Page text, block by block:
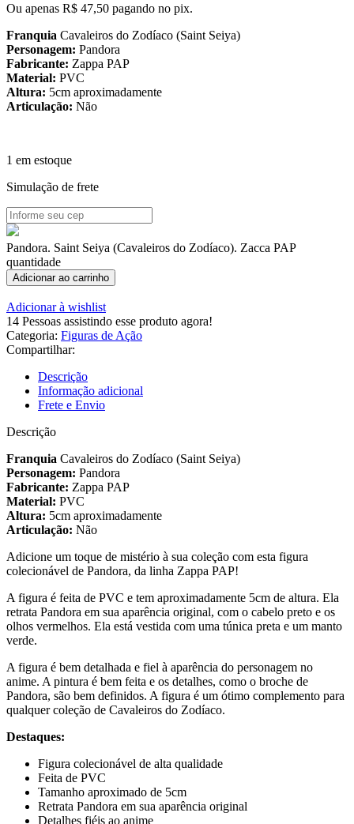
Ou apenas R$ 47,50 pagando no pix.
Franquia Cavaleiros do Zodíaco (Saint Seiya)
Personagem: Pandora
Fabricante: Zappa PAP
Material: PVC
Altura: 5cm aproximadamente
Articulação: Não
1 em estoque
Simulação de frete
Pandora. Saint Seiya (Cavaleiros do Zodíaco). Zacca PAP
quantidade
Adicionar ao carrinho
Adicionar à wishlist
14 Pessoas assistindo esse produto agora!
Categoria: Figuras de Ação
Compartilhar:
Descrição
Informação adicional
Frete e Envio
Descrição
Franquia Cavaleiros do Zodíaco (Saint Seiya)
Personagem: Pandora
Fabricante: Zappa PAP
Material: PVC
Altura: 5cm aproximadamente
Articulação: Não
Adicione um toque de mistério à sua coleção com esta figura
colecionável de Pandora, da linha Zappa PAP!
A figura é feita de PVC e tem aproximadamente 5cm de altura. Ela
retrata Pandora em sua aparência original, com o cabelo preto e os
olhos vermelhos. Ela está vestida com uma túnica preta e um manto
verde.
A figura é bem detalhada e fiel à aparência do personagem no
anime. A pintura é bem feita e os detalhes, como o broche de
Pandora, são bem definidos. A figura é um ótimo complemento para
qualquer coleção de Cavaleiros do Zodíaco.
Destaques:
Figura colecionável de alta qualidade
Feita de PVC
Tamanho aproximado de 5cm
Retrata Pandora em sua aparência original
Detalhes fiéis ao anime